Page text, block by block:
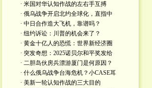
· 米国对华认知作战的左右手互搏
· 俄乌战争开启北约全球化，直指中
· 中日合作造大飞机，靠谱吗？
· 纽约诉讼：川普的机会来了？
· 黄金十亿人的恐慌：世界新经济圈
· 突发奇想：2025诺贝尔和平奖发给
· 二胆岛伙房兵漂游厦门是何原因？
· 什么俄乌战争台海危机？小CASE耳
· 美新一轮认知作战的三大目的